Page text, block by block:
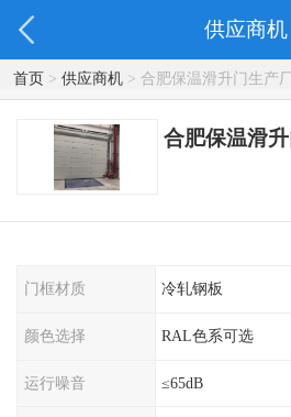
供应商机
首页> 供应商机> 合肥保温滑升门生产
合肥保温滑
门框材质 冷轧钢板
颜色选择 RAL色系可选
运行噪音 ≤65dB